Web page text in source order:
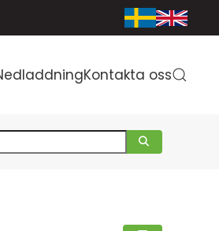
Kontakta oss